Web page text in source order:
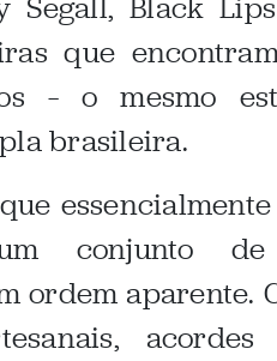
que
– o mesmo
brasileira.
conjunto de
ordem aparente.